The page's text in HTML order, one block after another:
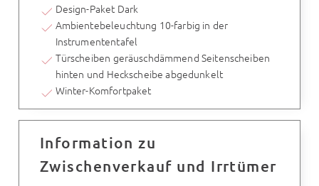
Design-Paket Dark
Ambientebeleuchtung 10-farbig in der
Instrumententafel
Türscheiben geräuschdämmend Seitenscheiben
hinten und Heckscheibe abgedunkelt
Winter-Komfortpaket
Information zu
Zwischenverkauf und Irrtümer